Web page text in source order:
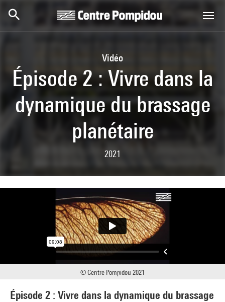
Vidéo
Épisode 2 : Vivre dans la
dynamique du brassage
planétaire
2021
Épisode 2 : Vivre dans la dynamique du brassage
© Centre Pompidou 2021